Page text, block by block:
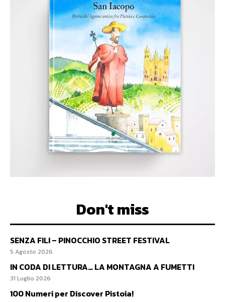
Don't miss
SENZA FILI – PINOCCHIO STREET FESTIVAL
5 Agosto 2026
IN CODA DI LETTURA… LA MONTAGNA A FUMETTI
31 Luglio 2026
100 Numeri per Discover Pistoia!